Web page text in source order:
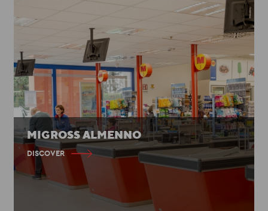
MIGROSS ALMENNO
DISCOVER